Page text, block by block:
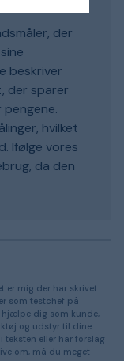
der
beskriver
der sparer
hvilket
Ifølge vores
da den
er mig der har skrivet
som testchef på
dig som kunde,
og udstyr til dine
teksten eller har forslag
om, må du meget